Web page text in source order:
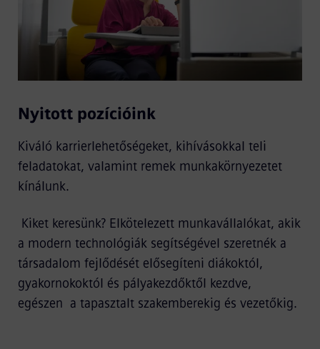
Nyitott pozícióink
Kiváló karrierlehetőségeket, kihívásokkal teli
feladatokat, valamint remek munkakörnyezetet
kínálunk.
Kiket keresünk? Elkötelezett munkavállalókat, akik
a modern technológiák segítségével szeretnék a
társadalom fejlődését elősegíteni diákoktól,
gyakornokoktól és pályakezdőktől kezdve,
egészen a tapasztalt szakemberekig és vezetőkig.